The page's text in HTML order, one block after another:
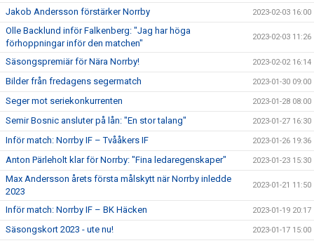
Jakob Andersson förstärker Norrby 2023-02-03 16:00
Olle Backlund inför Falkenberg: "Jag har höga
förhoppningar inför den matchen"
2023-02-03 11:26
Säsongspremiär för Nära Norrby! 2023-02-02 16:14
Bilder från fredagens segermatch 2023-01-30 09:00
Seger mot seriekonkurrenten 2023-01-28 08:00
Semir Bosnic ansluter på lån: "En stor talang" 2023-01-27 16:30
Inför match: Norrby IF – Tvååkers IF 2023-01-26 19:36
Anton Pärleholt klar för Norrby: "Fina ledaregenskaper" 2023-01-23 15:30
Max Andersson årets första målskytt när Norrby inledde
2023
2023-01-21 11:50
Inför match: Norrby IF – BK Häcken 2023-01-19 20:17
Säsongskort 2023 - ute nu! 2023-01-17 15:00